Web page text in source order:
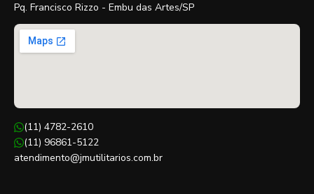
Pq. Francisco Rizzo - Embu das Artes/SP
(11) 4782-2610
(11) 96861-5122
atendimento@jmutilitarios.com.br